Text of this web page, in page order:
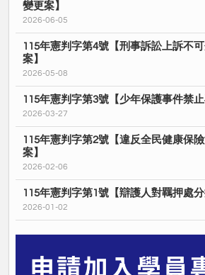
變更案】
2026-06-05
115年憲判字第4號【刑事訴訟上訴不
案】
2026-05-08
115年憲判字第3號【少年保護事件禁止
2026-03-27
115年憲判字第2號【違反全民健康保
案】
2026-02-06
115年憲判字第1號【辯護人對羈押處分
2026-01-02